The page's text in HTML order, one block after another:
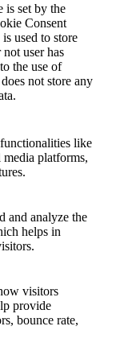
is set by the
Consent
used to store
user has
the use of
not store any
like
platforms,
and analyze the
helps in
visitors
provide
bounce rate,